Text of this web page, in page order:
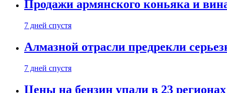
Продажи армянского коньяка и
7 дней спустя
Алмазной отрасли предрекли
7 дней спустя
Цены на бензин упали в 23